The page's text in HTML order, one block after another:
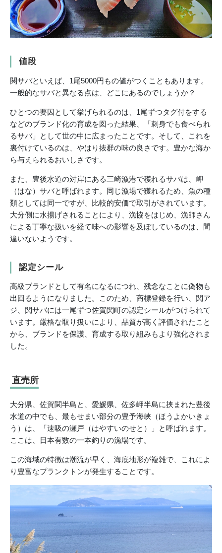
値段
関サバといえば、1尾5000円もの値がつくこともあります。
一般的なサバと異なる点は、どこにあるのでしょうか？
ひとつの要因として挙げられるのは、1尾ずつタグ付をする
などのブランド化の育成を図った結果、「刺身でも食べられ
るサバ」として世の中に広まったことです。そして、これを
裏付けているのは、やはり抜群の味の良さです。豊かな海か
ら与えられるおいしさです。
また、豊後水道の対岸にある三崎漁港で穫れるサバは、岬
（はな）サバと呼ばれます。同じ漁場で獲れるため、魚の種
類としては同一ですが、比較的安価で取引がされています。
大分側に水揚げされることにより、漁協をはじめ、漁師さん
による丁寧な扱いを経て味への影響を及ぼしているのは、間
違いないようです。
認定シール
高級ブランドとして有名になるにつれ、残念なことに偽物も
出回るようになりました。このため、商標登録を行い、関ア
ジ、関サバには一尾ずつ佐賀関町の認定シールがつけられて
います。厳格な取り扱いにより、品質が高く評価されたこと
から、ブランドを保護、育成する取り組みもより強化されま
した。
直売所
大分県、佐賀関半島と、愛媛県、佐多岬半島に挟まれた豊後
水道の中でも、最もせまい部分の豊予海峡（ほうよかいきょ
う）は、「速吸の瀬戸（はやすいのせと）」と呼ばれます。
ここは、日本有数の一本釣りの漁場です。
この海域の特徴は潮流が早く、海底地形が複雑で、これによ
り豊富なプランクトンが発生することです。